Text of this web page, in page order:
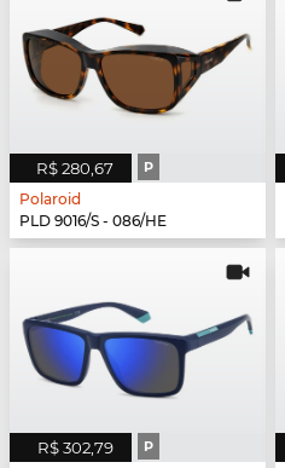
R$ 280,67 P
Polaroid
PLD 9016/S - 086/HE
R$ 302,79 P